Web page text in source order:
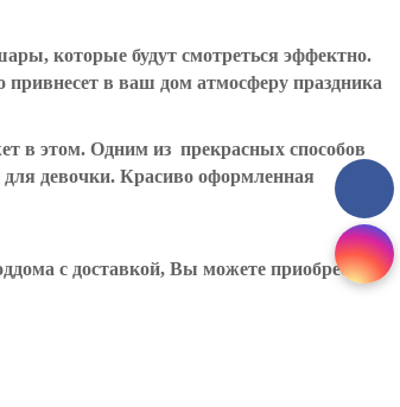
которые будут смотреться эффектно.
в ваш дом атмосферу праздника
в этом. Одним из прекрасных способов
девочки. Красиво оформленная
с доставкой, Вы можете приобрести